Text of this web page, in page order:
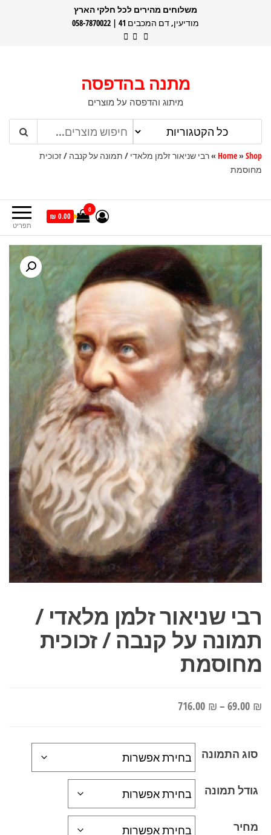
משלוחים מהירים לכל חלקי הארץ
מודיעין, דם המכבים 41 | 058-7870022
מתנה בהדפסה
מיתוג והדפסה על מוצרים
Home» Shop
»רבי שניאור זלמן מלאדי / תמונה על קנבה / זכוכית
מחוסמת
תפריט
0
0.00 ₪
רבי שניאור זלמן מלאדי /
תמונה על קנבה / זכוכית
מחוסמת
69.00 ₪
–
716.00 ₪
טווח
עד
סוג התמונה
גודל תמונה
מחיר